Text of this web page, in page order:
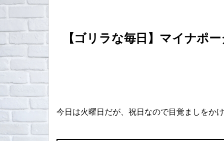
【ゴリラな毎日】マイナポ
今日は火曜日だが、祝日なので目覚ましをか